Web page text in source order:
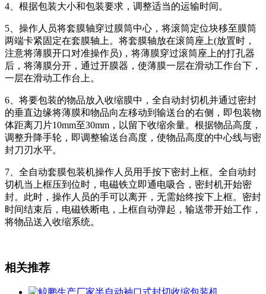
4、根据包装大小和包装要求，调整适当的运输时间。
5、操作人员将套膜轴穿过膜筒中心，将滚筒定位块移至膜筒
两端卡紧固定在套膜轴上。将套膜轴放在滚筒座上(放置时，
注意将薄膜开口对准操作员)，将薄膜穿过滚筒座上的打孔器
后，将薄膜分开，通过开膜器，使薄膜一层在滑动工作台下，
一层在滑动工作台上。
6、将要包装的物品放入收缩膜中，全自动封切机并通过密封
的垂直边缘将薄膜和物品向左移动到输送台的右侧，即包装物
体距离刀片10mm至30mm，以留下收缩余量。根据物品高度，
调整升降手轮，即调整输送台高度，使物品高度的中心线与密
封刀刃水平。
7、全自动套膜包装机操作人员用手按下密封上框。全自动封
切机当上框压到位时，电磁铁立即通电吸合，密封机开始密
封。此时，操作人员的手可以离开，无需始终按下上框。密封
时间结束后，电磁铁断电，上框自动弹起，输送带开始工作，
将物品送入收缩系统。
相关推荐